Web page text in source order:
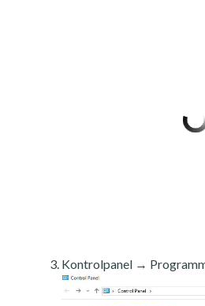
Kontrolpanel →